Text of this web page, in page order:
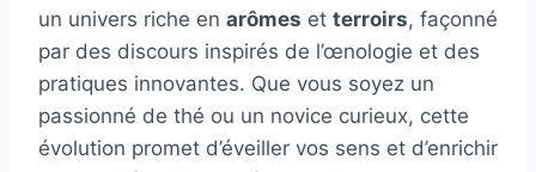
un univers riche en arômes et terroirs, façonné
par des discours inspirés de l’œnologie et des
pratiques innovantes. Que vous soyez un
passionné de thé ou un novice curieux, cette
évolution promet d’éveiller vos sens et d’enrichir